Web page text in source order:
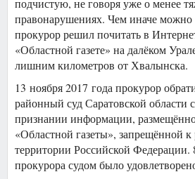
подчистую, не говоря уже о менее
правонарушениях. Чем иначе можно
прокурор решил почитать в
«Областной газете» на далёком
лишним километров от Хвалынска.
13 ноября 2017 года прокурор
районный суд Саратовской области
признании информации,
«Областной газеты», запрещённой
территории Российской Федерации.
прокурора судом было